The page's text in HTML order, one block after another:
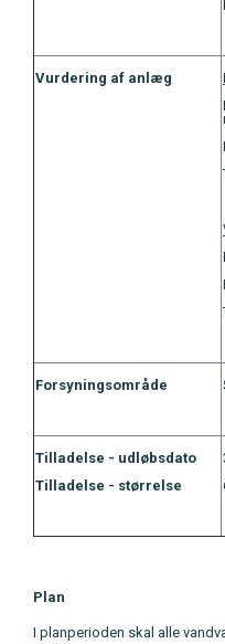
Vurdering af anlæg
Forsyningsområde
Tilladelse - udløbsdato
Tilladelse - størrelse
Plan
I planperioden skal alle